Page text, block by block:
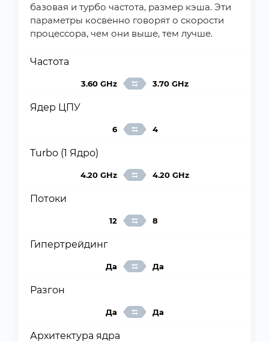
базовая и турбо частота, размер кэша. Эти
параметры косвенно говорят о скорости
процессора, чем они выше, тем лучше.
Частота
3.60 GHz 3.70 GHz
Ядер ЦПУ
6 4
Turbo (1 Ядро)
4.20 GHz 4.20 GHz
Потоки
12 8
Гипертрейдинг
Да Да
Разгон
Да Да
Архитектура ядра